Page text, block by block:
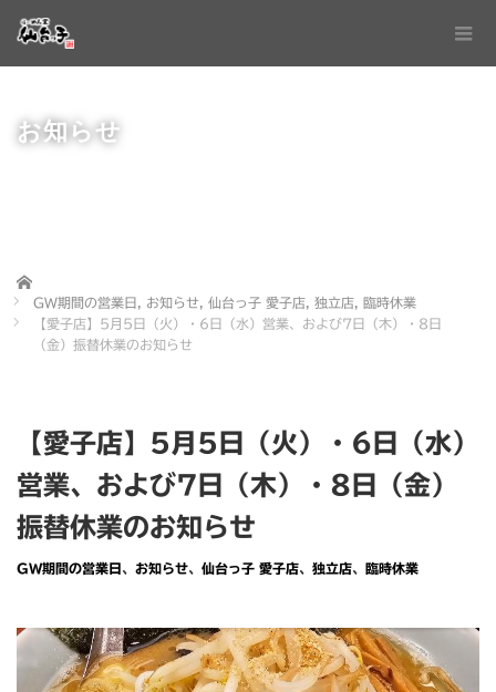
お知らせ
Home
GW期間の営業日
お知らせ 仙台っ子 愛子店 独立店
臨時休業
【愛子店】5月5日（火）・6日（水）営業、および7日（木）・8日
（金）振替休業のお知らせ
【愛子店】5月5日（火）・6日（水）
営業、および7日（木）・8日（金）
振替休業のお知らせ
GW期間の営業日、 お知らせ、 仙台っ子 愛子店、 独立店、 臨時休業